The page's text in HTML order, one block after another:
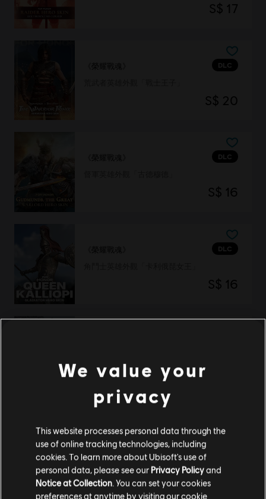
S$ 17
DLC
《榮耀戰魂》
S$ 20
DLC
《榮耀戰魂》
S$ 16
DLC
《榮耀戰魂》
S$ 16
DLC
《榮耀戰魂》
黑色教長「拉維埃指揮官」英雄外觀
S$ 17
We value your
privacy
This website processes personal data through the
use of online tracking technologies, including
cookies. To learn more about Ubisoft's use of
personal data, please see our Privacy Policyand
Notice at Collection . You can set your cookies
preferences at anytime by visiting ourcookie